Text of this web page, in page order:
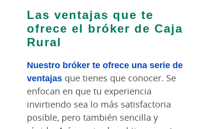
Las ventajas que te
ofrece el bróker de Caja
Rural
Nuestro bróker te ofrece una serie de
ventajas que tienes que conocer. Se
enfocan en que tu experiencia
invirtiendo sea lo más satisfactoria
posible, pero también sencilla y